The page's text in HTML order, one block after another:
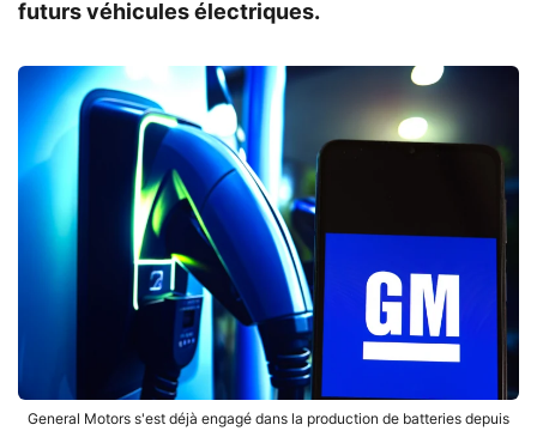
futurs véhicules électriques.
General Motors s'est déjà engagé dans la production de batteries depuis